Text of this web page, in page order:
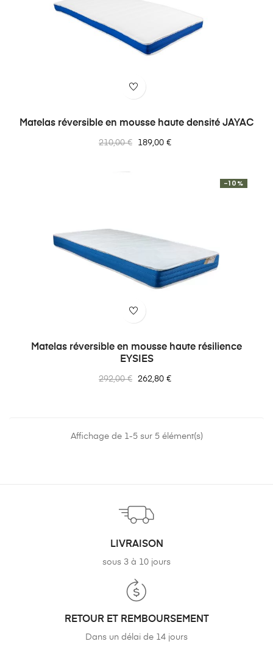
Matelas réversible en mousse haute densité JAYAC
Prix
210,00 € Prix
189,00 €
Matelas réversible en mousse haute résilience
EYSIES
Prix
292,00 €
-10%
Prix
262,80 €
Affichage de 1-5 sur 5 élément(s)
LIVRAISON
sous 3 à 10 jours
RETOUR ET REMBOURSEMENT
Dans un délai de 14 jours